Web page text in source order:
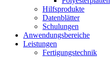
Hilfsprodukte
Datenblätter
Schulungen
Anwendungsbereiche
Leistungen
Fertigungstechnik